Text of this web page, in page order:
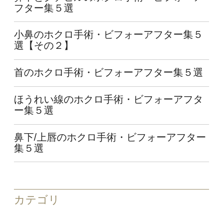
フター集５選
小鼻のホクロ手術・ビフォーアフター集５
選【その２】
首のホクロ手術・ビフォーアフター集５選
ほうれい線のホクロ手術・ビフォーアフタ
ー集５選
鼻下/上唇のホクロ手術・ビフォーアフター
集５選
カテゴリ